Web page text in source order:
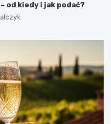
od kiedy i jak podać?